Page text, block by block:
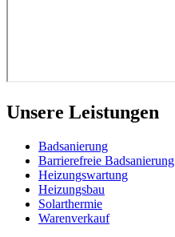
Unsere Leistungen
Badsanierung
Barrierefreie Badsanierung
Heizungswartung
Heizungsbau
Solarthermie
Warenverkauf